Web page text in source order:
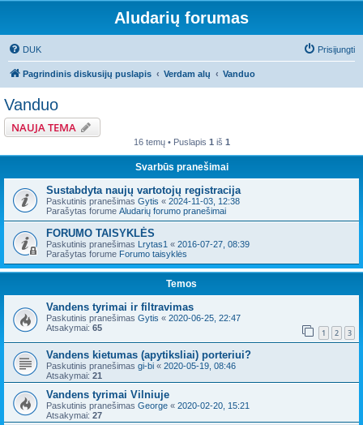
Aludarių forumas
DUK Prisijungti
Pagrindinis diskusijų puslapis Verdam alų Vanduo
Vanduo
NAUJA TEMA
16 temų • Puslapis 1 iš 1
Svarbūs pranešimai
Sustabdyta naujų vartotojų registracija
Paskutinis pranešimas Gytis « 2024-11-03, 12:38
Parašytas forume Aludarių forumo pranešimai
FORUMO TAISYKLĖS
Paskutinis pranešimas Lrytas1 « 2016-07-27, 08:39
Parašytas forume Forumo taisyklės
Temos
Vandens tyrimai ir filtravimas
Paskutinis pranešimas Gytis « 2020-06-25, 22:47
Atsakymai: 65 1 2 3
Vandens kietumas (apytiksliai) porteriui?
Paskutinis pranešimas gi-bi « 2020-05-19, 08:46
Atsakymai: 21
Vandens tyrimai Vilniuje
Paskutinis pranešimas George « 2020-02-20, 15:21
Atsakymai: 27